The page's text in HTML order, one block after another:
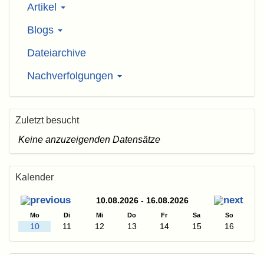
Artikel
Blogs
Dateiarchive
Nachverfolgungen
Zuletzt besucht
Keine anzuzeigenden Datensätze
Kalender
10.08.2026 - 16.08.2026
Mo Di Mi Do Fr Sa So
10 11 12 13 14 15 16